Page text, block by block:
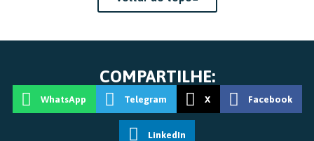
COMPARTILHE:
WhatsApp Telegram X Facebook
LinkedIn